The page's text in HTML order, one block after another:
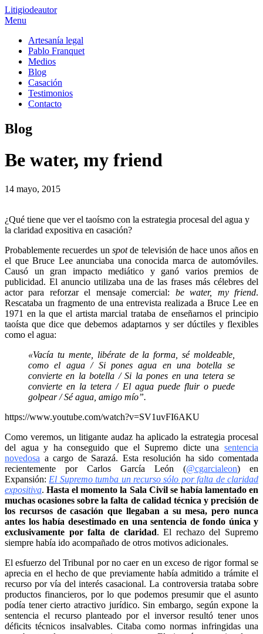
Litigiodeautor
Menu
Artesanía legal
Pablo Franquet
Medios
Blog
Casación
Testimonios
Contacto
Blog
Be water, my friend
14 mayo, 2015
¿Qué tiene que ver el taoísmo con la estrategia procesal del agua y
la claridad expositiva en casación?
Probablemente recuerdes un spotde televisión de hace unos años en
el que Bruce Lee anunciaba una conocida marca de automóviles.
Causó un gran impacto mediático y ganó varios premios de
publicidad. El anuncio utilizaba una de las frases más célebres del
actor para reforzar el mensaje comercial: be water, my friend.
Rescataba un fragmento de una entrevista realizada a Bruce Lee en
1971 en la que el artista marcial trataba de enseñarnos el principio
taoísta que dice que debemos adaptarnos y ser dúctiles y flexibles
como el agua:
«Vacía tu mente, libérate de la forma, sé moldeable,
como el agua / Si pones agua en una botella se
convierte en la botella / Si la pones en una tetera se
convierte en la tetera / El agua puede fluir o puede
golpear / Sé agua, amigo mío”.
https://www.youtube.com/watch?v=SV1uvFI6AKU
Como veremos, un litigante audaz ha aplicado la estrategia procesal
del agua y ha conseguido que el Supremo dicte una sentencia
novedosa a cargo de Sarazá. Esta resolución ha sido comentada
recientemente por Carlos García León (@cgarcialeon) en
Expansión: El Supremo tumba un recurso sólo por falta de claridad
expositiva.Hasta el momento la Sala Civil se había lamentado en
muchas ocasiones sobre la falta de calidad técnica y precisión de
los recursos de casación que llegaban a su mesa, pero nunca
antes los había desestimado en una sentencia de fondo única y
exclusivamente por falta de claridad. El rechazo del Supremo
siempre había ido acompañado de otros motivos adicionales.
El esfuerzo del Tribunal por no caer en un exceso de rigor formal se
aprecia en el hecho de que previamente había admitido a trámite el
recurso por vía del interés casacional. La controversia trataba sobre
productos financieros, por lo que podemos presumir que el asunto
podía tener cierto atractivo jurídico. Sin embargo, según expone la
sentencia el recurso planteado por el inversor resultó tener unos
déficits técnicos insalvables. Citaba como normas infringidas una